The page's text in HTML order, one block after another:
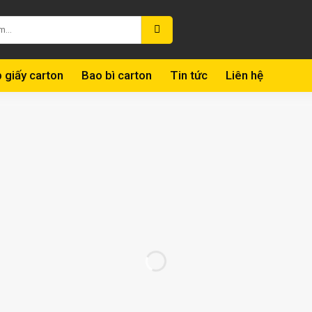
giấy carton Bao bì carton Tin tức Liên hệ